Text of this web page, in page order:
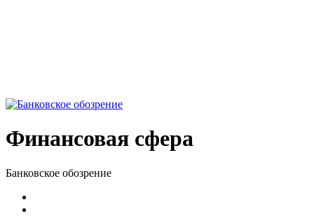
Финансовая сфера
Банковское обозрение